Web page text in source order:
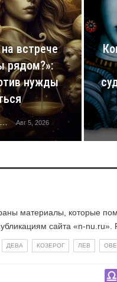
встрече
рядом?»:
нужды
РАСТОРГУЕВА Авг 5, 2026
материалы, которые
сайта «n-nu.ru».
ДЕВА КОЗЕРОГ ЛЕВ